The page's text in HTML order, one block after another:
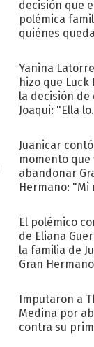
decisión que
polémica
quiénes
Yanina
hizo que Luck
la decisión de
Joaqui: "Ella
Juanicar
momento que
abandonar
Hermano: "Mi
El polémico
de Eliana
la familia de
Gran
Imputaron a
Medina por
contra su